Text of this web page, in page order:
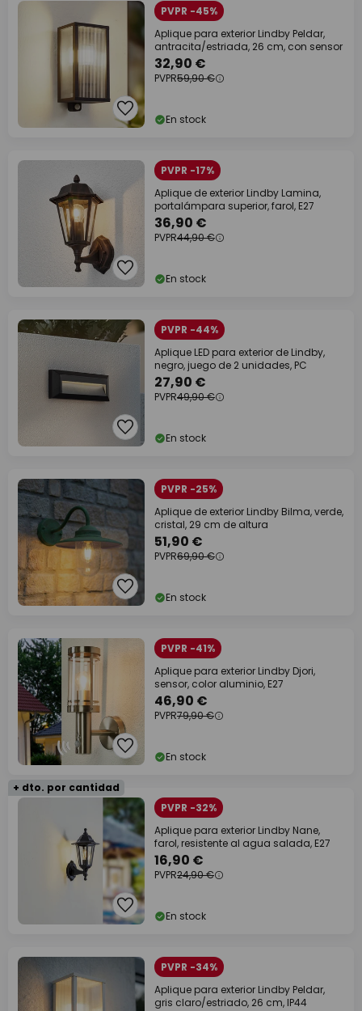
PVPR -45%
Aplique para exterior Lindby Peldar,
antracita/estriada, 26 cm, con sensor
32,90 €
PVPR59,90 €
En stock
PVPR -17%
Aplique de exterior Lindby Lamina,
portalámpara superior, farol, E27
36,90 €
PVPR44,90 €
En stock
PVPR -44%
Aplique LED para exterior de Lindby,
negro, juego de 2 unidades, PC
27,90 €
PVPR49,90 €
En stock
PVPR -25%
Aplique de exterior Lindby Bilma, verde,
cristal, 29 cm de altura
51,90 €
PVPR69,90 €
En stock
PVPR -41%
Aplique para exterior Lindby Djori,
sensor, color aluminio, E27
46,90 €
PVPR79,90 €
En stock
+ dto. por cantidad
PVPR -32%
Aplique para exterior Lindby Nane,
farol, resistente al agua salada, E27
16,90 €
PVPR24,90 €
En stock
PVPR -34%
Aplique para exterior Lindby Peldar,
gris claro/estriado, 26 cm, IP44